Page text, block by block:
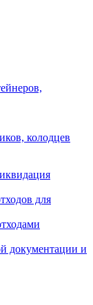
колодцев
для
документации и